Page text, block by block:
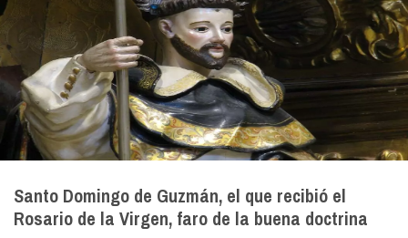
Santo Domingo de Guzmán, el que recibió el
Rosario de la Virgen, faro de la buena doctrina